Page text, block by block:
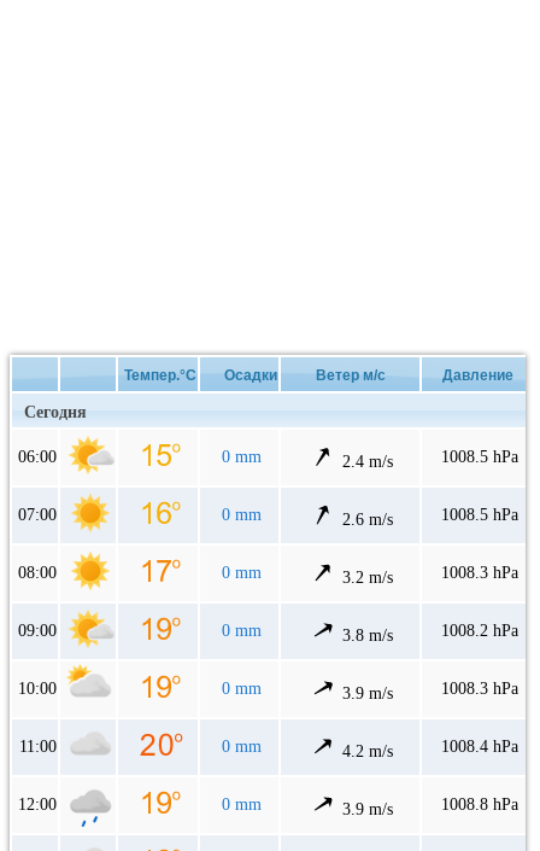
Темпер.°C Осадки Ветер м/с Давление
Сегодня
06:00 0 mm 2.4 m/s 1008.5 hPa
07:00 0 mm 2.6 m/s 1008.5 hPa
08:00 0 mm 3.2 m/s 1008.3 hPa
09:00 0 mm 3.8 m/s 1008.2 hPa
10:00 0 mm 3.9 m/s 1008.3 hPa
11:00 0 mm 4.2 m/s 1008.4 hPa
12:00 0 mm 3.9 m/s 1008.8 hPa